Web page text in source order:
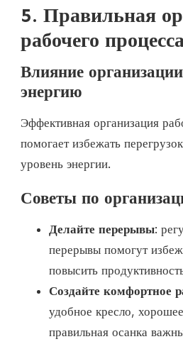
5. Правильная
рабочего процесса
Влияние
энергию
Эффективная организация
помогает избежать
уровень энергии.
Советы по
Делайте перерывы:
перерывы помогут
повысить
Создайте комфортное
удобное кресло,
правильная осанка